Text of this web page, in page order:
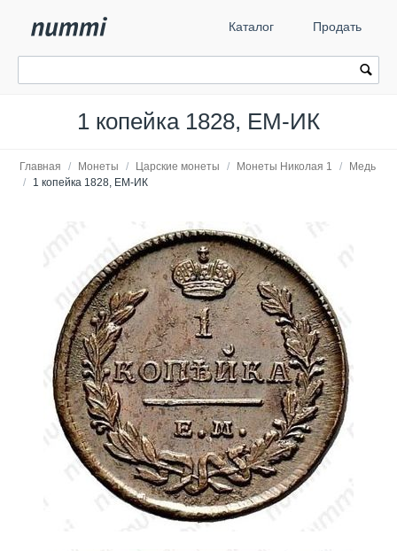
Каталог Продать
1 копейка 1828, ЕМ-ИК
Главная / Монеты / Царские монеты / Монеты Николая 1 /
Медь
/
1 копейка 1828, ЕМ-ИК